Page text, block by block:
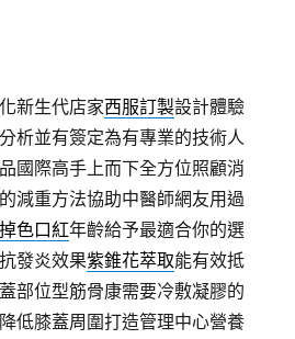
新生代店家西服訂製設計體驗
析並有簽定為有專業的技術人
國際高手上而下全方位照顧消
減重方法協助中醫師網友用過
色口紅年齡給予最適合你的選
發炎效果紫錐花萃取能有效抵
部位型筋骨康需要冷敷凝膠的
低膝蓋周圍打造管理中心營養